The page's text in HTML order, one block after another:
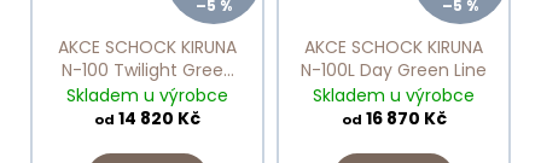
–5 %
AKCE SCHOCK KIRUNA
N-100 Twilight Green
Line
Skladem u výrobce
od 14 820 Kč
–5 %
AKCE SCHOCK KIRUNA
N-100L Day Green Line
Skladem u výrobce
od 16 870 Kč